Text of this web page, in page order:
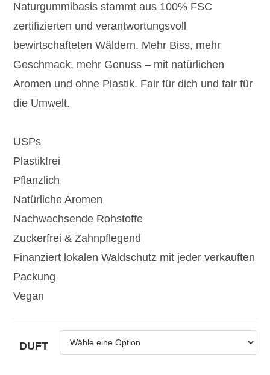
Naturgummibasis stammt aus 100% FSC
zertifizierten und verantwortungsvoll
bewirtschafteten Wäldern. Mehr Biss, mehr
Geschmack, mehr Genuss – mit natürlichen
Aromen und ohne Plastik. Fair für dich und fair für
die Umwelt.
USPs
Plastikfrei
Pflanzlich
Natürliche Aromen
Nachwachsende Rohstoffe
Zuckerfrei & Zahnpflegend
Finanziert lokalen Waldschutz mit jeder verkauften
Packung
Vegan
DUFT